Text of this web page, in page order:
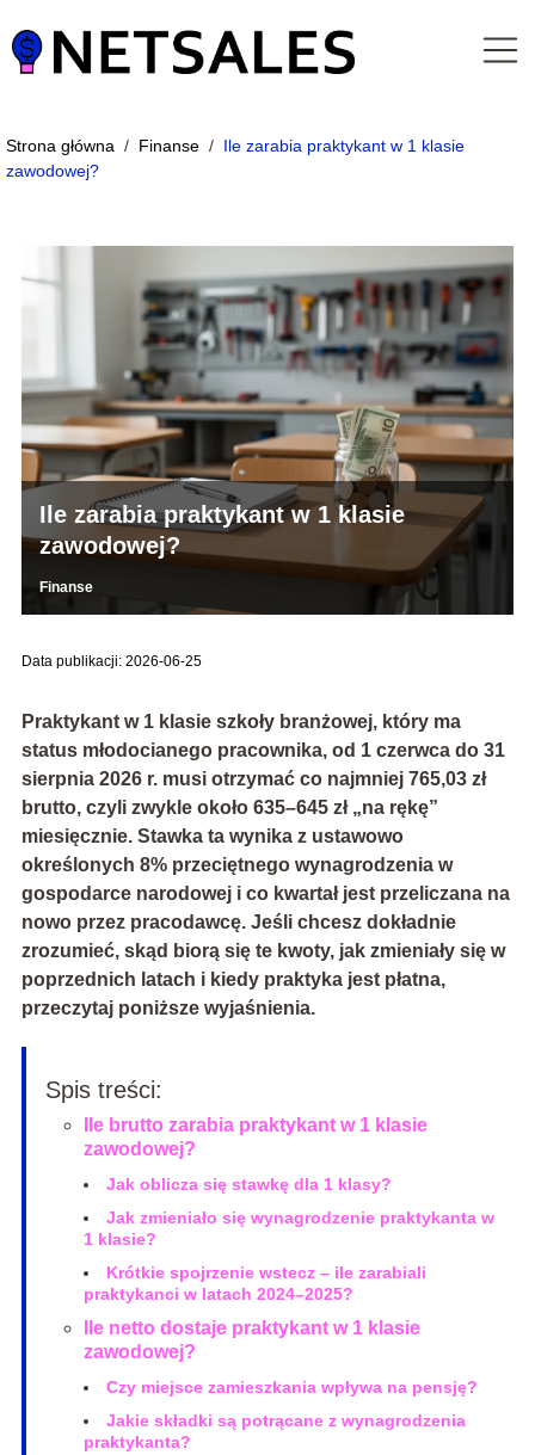
Strona główna / Finanse / Ile zarabia praktykant w 1 klasie
zawodowej?
Ile zarabia praktykant w 1 klasie
zawodowej?
Finanse
Data publikacji: 2026-06-25
Praktykant w 1 klasie szkoły branżowej, który ma
status młodocianego pracownika, od 1 czerwca do 31
sierpnia 2026 r.musi otrzymać co najmniej 765,03 zł
brutto, czyli zwykle około 635–645 zł „na rękę”
miesięcznie. Stawka ta wynika z ustawowo
określonych 8% przeciętnego wynagrodzenia w
gospodarce narodoweji co kwartał jest przeliczana na
nowo przez pracodawcę. Jeśli chcesz dokładnie
zrozumieć, skąd biorą się te kwoty, jak zmieniały się w
poprzednich latach i kiedy praktyka jest płatna,
przeczytaj poniższe wyjaśnienia.
Spis treści:
Ile brutto zarabia praktykant w 1 klasie
zawodowej?
Jak oblicza się stawkę dla 1 klasy?
Jak zmieniało się wynagrodzenie praktykanta w
1 klasie?
Krótkie spojrzenie wstecz – ile zarabiali
praktykanci w latach 2024–2025?
Ile netto dostaje praktykant w 1 klasie
zawodowej?
Czy miejsce zamieszkania wpływa na pensję?
Jakie składki są potrącane z wynagrodzenia
praktykanta?